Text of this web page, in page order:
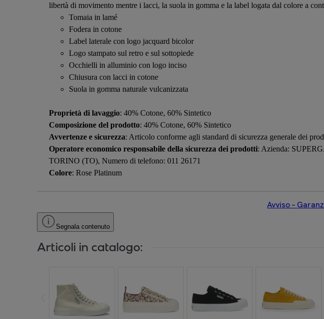
libertà di movimento mentre i lacci, la suola in gomma e la label logata dal colore a
Tomaia in lamé
Fodera in cotone
Label laterale con logo jacquard bicolor
Logo stampato sul retro e sul sottopiede
Occhielli in alluminio con logo inciso
Chiusura con lacci in cotone
Suola in gomma naturale vulcanizzata
Proprietà di lavaggio: 40% Cotone, 60% Sintetico
Composizione del prodotto: 40% Cotone, 60% Sintetico
Avvertenze e sicurezza: Articolo conforme agli standard di sicurezza generale dei
Operatore economico responsabile della sicurezza dei prodotti: Azienda:
TORINO (TO), Numero di telefono: 011 26171
Colore: Rose Platinum
Avviso –
Segnala contenuto
Articoli in catalogo: